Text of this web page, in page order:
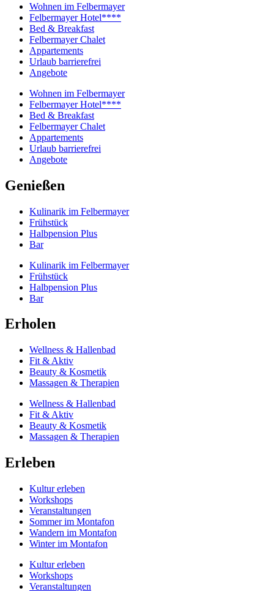
Wohnen im Felbermayer
Felbermayer Hotel****
Bed & Breakfast
Felbermayer Chalet
Appartements
Urlaub barrierefrei
Angebote
Wohnen im Felbermayer
Felbermayer Hotel****
Bed & Breakfast
Felbermayer Chalet
Appartements
Urlaub barrierefrei
Angebote
Genießen
Kulinarik im Felbermayer
Frühstück
Halbpension Plus
Bar
Kulinarik im Felbermayer
Frühstück
Halbpension Plus
Bar
Erholen
Wellness & Hallenbad
Fit & Aktiv
Beauty & Kosmetik
Massagen & Therapien
Wellness & Hallenbad
Fit & Aktiv
Beauty & Kosmetik
Massagen & Therapien
Erleben
Kultur erleben
Workshops
Veranstaltungen
Sommer im Montafon
Wandern im Montafon
Winter im Montafon
Kultur erleben
Workshops
Veranstaltungen